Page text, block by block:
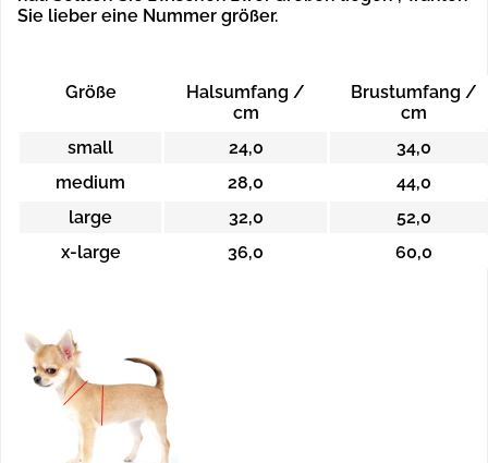
Sie lieber eine Nummer größer.
Größe
Halsumfang /
cm
Brustumfang /
cm
small
24,0
34,0
medium
28,0
44,0
large
32,0
52,0
x-large
36,0 60,0